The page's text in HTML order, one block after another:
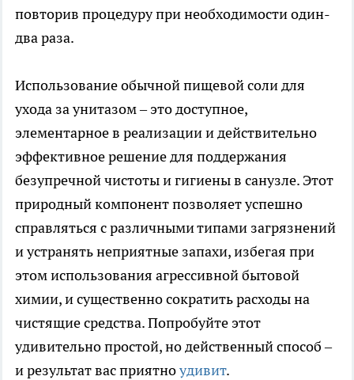
повторив процедуру при необходимости один-
два раза.
Использование обычной пищевой соли для
ухода за унитазом – это доступное,
элементарное в реализации и действительно
эффективное решение для поддержания
безупречной чистоты и гигиены в санузле. Этот
природный компонент позволяет успешно
справляться с различными типами загрязнений
и устранять неприятные запахи, избегая при
этом использования агрессивной бытовой
химии, и существенно сократить расходы на
чистящие средства. Попробуйте этот
удивительно простой, но действенный способ –
и результат вас приятноудивит.